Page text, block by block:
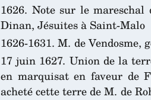
1626. Note sur le mareschal
Dinan, Jésuites à Saint-Malo
1626-1631. M. de Vendosme,
17 juin 1627. Union de la
en marquisat en faveur de
acheté cette terre de M. de